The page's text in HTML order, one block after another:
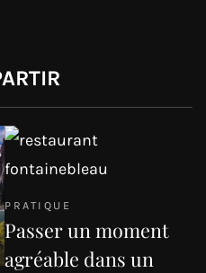
PRATIQUE
Passer un moment
agréable dans un